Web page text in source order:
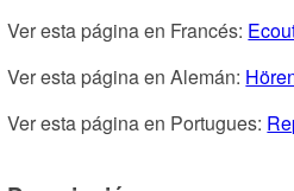
Ver esta página en Francés:
Ver esta página en Alemán:
Ver esta página en Portugues: